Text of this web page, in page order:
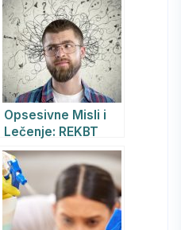
Opsesivne Misli i
Lečenje: REKBT
Psihoterapija i
Lekovi